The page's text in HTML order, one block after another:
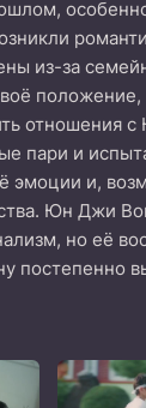
из-за
положение,
отношения
пари и
эмоции и,
Юн Джи
но её
постепенно